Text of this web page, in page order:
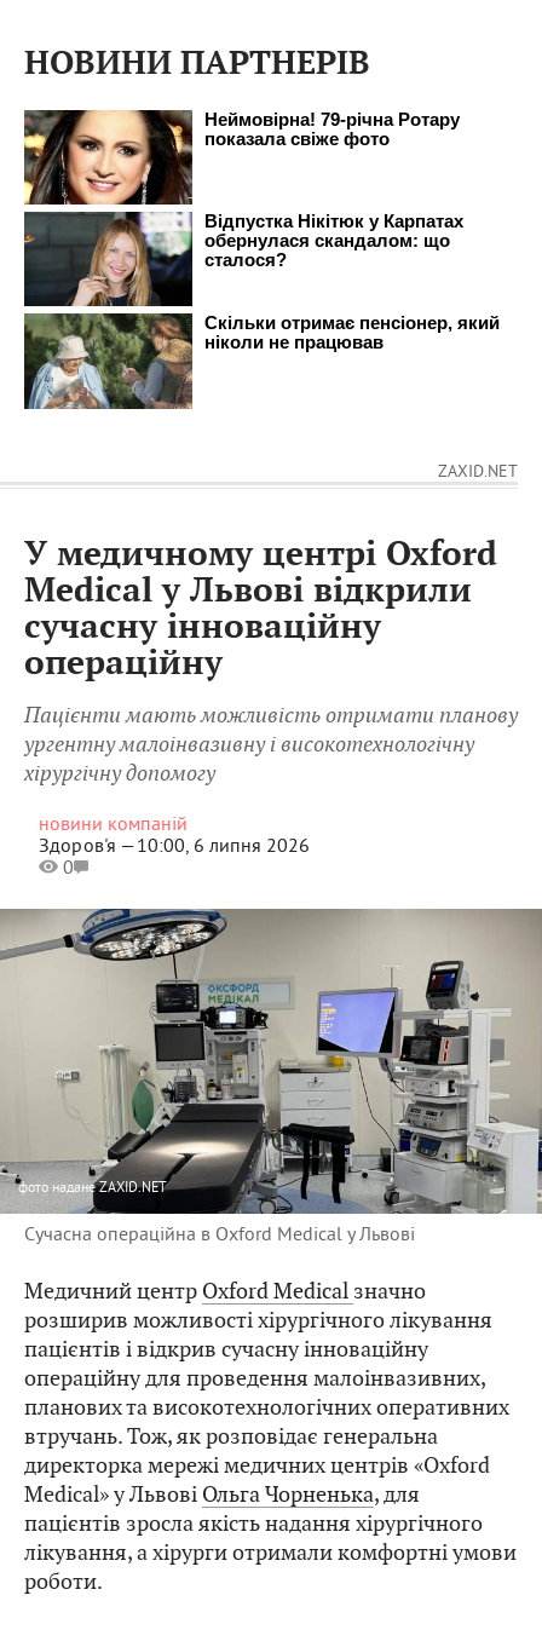
НОВИНИ ПАРТНЕРІВ
ZAXID.NET
У медичному центрі Oxford
Medical у Львові відкрили
сучасну інноваційну
операційну
Пацієнти мають можливість отримати планову
ургентну малоінвазивну і високотехнологічну
хірургічну допомогу
новини компаній
Здоров'я —10:00, 6 липня 2026
0
фото надане ZAXID.NET
Сучасна операційна в Oxford Medical у Львові
Медичний центр Oxford Medical значно
розширив можливості хірургічного лікування
пацієнтів і відкрив сучасну інноваційну
операційну для проведення малоінвазивних,
планових та високотехнологічних оперативних
втручань. Тож, як розповідає генеральна
директорка мережі медичних центрів «Oxford
Medical» у Львові Ольга Чорненька, для
пацієнтів зросла якість надання хірургічного
лікування, а хірурги отримали комфортні умови
роботи.